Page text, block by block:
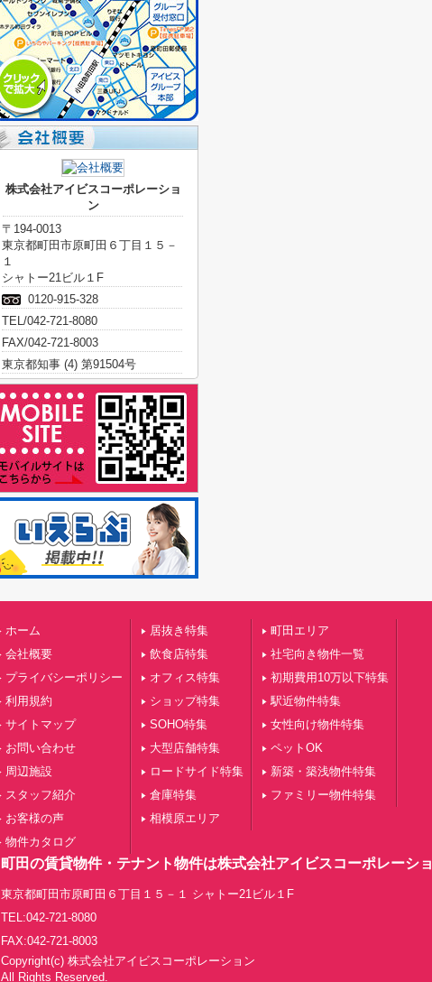
株式会社アイビスコーポレーショ
ン
〒194-0013
東京都町田市原町田６丁目１５－
１
シャトー21ビル１F
0120-915-328
TEL/042-721-8080
FAX/042-721-8003
東京都知事 (4) 第91504号
ホーム
会社概要
プライバシーポリシー
利用規約
サイトマップ
お問い合わせ
周辺施設
スタッフ紹介
お客様の声
物件カタログ
居抜き特集
飲食店特集
オフィス特集
ショップ特集
SOHO特集
大型店舗特集
ロードサイド特集
倉庫特集
相模原エリア
町田エリア
社宅向き物件一覧
初期費用10万以下特集
駅近物件特集
女性向け物件特集
ペットOK
新築・築浅物件特集
ファミリー物件特集
町田の賃貸物件・テナント物件は株式会社アイビスコーポレーシ
東京都町田市原町田６丁目１５－１ シャトー21ビル１F
TEL:042-721-8080
FAX:042-721-8003
Copyright(c) 株式会社アイビスコーポレーション
All Rights Reserved.